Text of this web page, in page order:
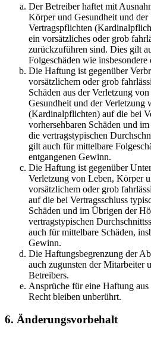
Der Betreiber haftet mit
Körper und Gesundheit und
Vertragspflichten
ein vorsätzliches oder grob
zurückzuführen sind. Dies gilt
Folgeschäden wie
Die Haftung ist gegenüber
vorsätzlichem oder grob
Schäden aus der Verletzung
Gesundheit und der Verletzung
(Kardinalpflichten) auf die bei
vorhersehbaren Schäden und
die vertragstypischen
gilt auch für mittelbare
entgangenen Gewinn.
Die Haftung ist gegenüber
Verletzung von Leben, Körper
vorsätzlichem oder grob
auf die bei Vertragsschluss
Schäden und im Übrigen der
vertragstypischen
auch für mittelbare Schäden,
Gewinn.
Die Haftungsbegrenzung der
auch zugunsten der Mitarbeiter
Betreibers.
Ansprüche für eine Haftung
Recht bleiben unberührt.
6. Änderungsvorbehalt